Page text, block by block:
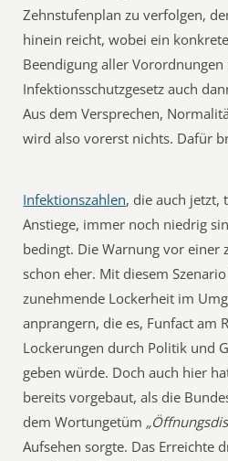
Zehnstufenplan zu verfolgen,
hinein reicht, wobei ein
Beendigung aller Vorordnungen
Infektionsschutzgesetz auch
Aus dem Versprechen,
wird also vorerst nichts. Dafür
Infektionszahlen, die auch
Anstiege, immer noch niedrig
bedingt. Die Warnung vor einer
schon eher. Mit diesem
zunehmende Lockerheit im
anprangern, die es, Funfact am
Lockerungen durch Politik und
geben würde. Doch auch hier
bereits vorgebaut, als die
dem Wortungetüm
Aufsehen sorgte. Das Erreichte